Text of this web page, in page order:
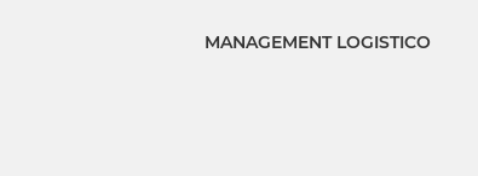
MANAGEMENT LOGISTICO